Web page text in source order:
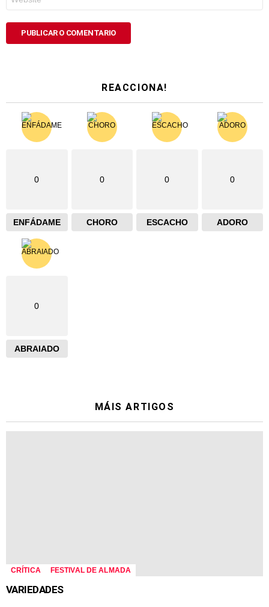
REACCIONA!
0
ENFÁDAME
0
CHORO
0
ESCACHO
0
ADORO
0
ABRAIADO
MÁIS ARTIGOS
CRÍTICA FESTIVAL DE ALMADA
VARIEDADES